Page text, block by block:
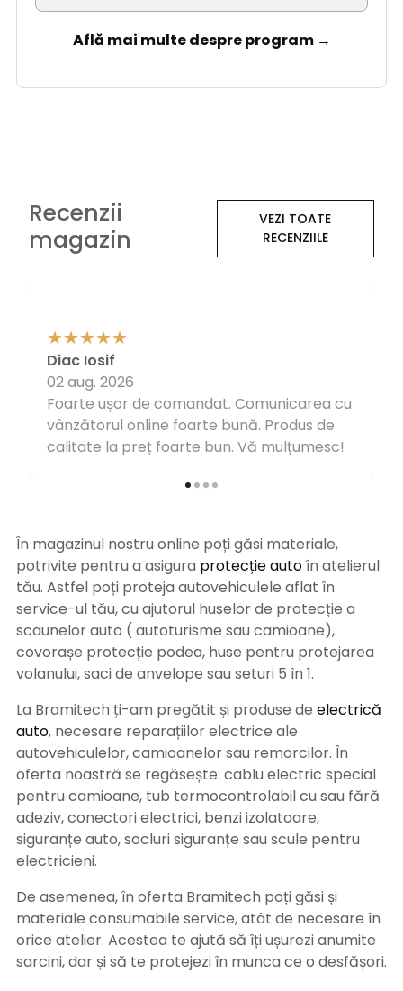
Află mai multe despre program →
Recenzii
magazin
VEZI TOATE
RECENZIILE
Foarte ușor de comandat. Comunicarea cu
vânzătorul online foarte bună. Produs de
calitate la preț foarte bun. Vă mulțumesc!
Diac Iosif
02 aug. 2026
În magazinul nostru online poți găsi materiale,
potrivite pentru a asigura protecție autoîn atelierul
tău. Astfel poți proteja autovehiculele aflat în
service-ul tău, cu ajutorul huselor de protecție a
scaunelor auto ( autoturisme sau camioane),
covorașe protecție podea, huse pentru protejarea
volanului, saci de anvelope sau seturi 5 în 1.
La Bramitech ți-am pregătit și produse de electrică
auto, necesare reparațiilor electrice ale
autovehiculelor, camioanelor sau remorcilor. În
oferta noastră se regăsește: cablu electric special
pentru camioane, tub termocontrolabil cu sau fără
adeziv, conectori electrici, benzi izolatoare,
siguranțe auto, socluri siguranțe sau scule pentru
electricieni.
De asemenea, în oferta Bramitech poți găsi și
materiale consumabile service, atât de necesare în
orice atelier. Acestea te ajută să îți ușurezi anumite
sarcini, dar și să te protejezi în munca ce o desfășori.